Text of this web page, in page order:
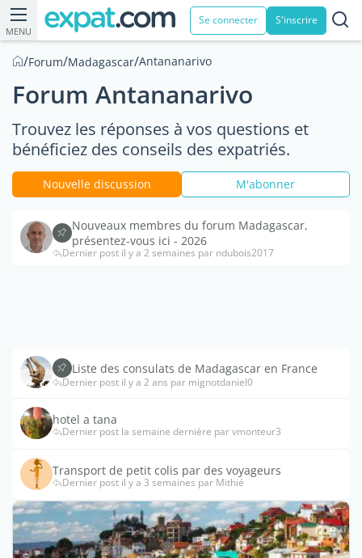
MENU
Se connecter S'inscrire
/Forum/Madagascar/Antananarivo
Forum Antananarivo
Trouvez les réponses à vos questions et
bénéficiez des conseils des expatriés.
Nouvelle discussion M'abonner
Nouveaux membres du forum Madagascar,
présentez-vous ici - 2026
Dernier post il y a 2 semaines par ndubois2017
Liste des consulats de Madagascar en France
Dernier post il y a 2 ans par mignotdaniel0
hotel a tana
Dernier post la semaine dernière par vmonteur3
Transport de petit colis par des voyageurs
Dernier post il y a 3 semaines par Mithié